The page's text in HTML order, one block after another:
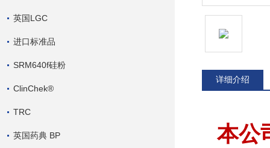
英国LGC
进口标准品
SRM640f硅粉
ClinChek®
TRC
英国药典 BP
详细介绍
本公